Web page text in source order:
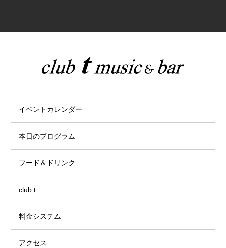
イベントカレンダー
本日のプログラム
フード＆ドリンク
club t
料金システム
アクセス